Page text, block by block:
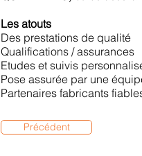
Les atouts
Des prestations de qualité
Qualifications / assurances
Etudes et suivis
Pose assurée par une
Partenaires fabricants
Précédent